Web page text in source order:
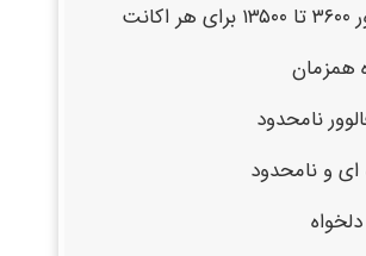
همزمان
نامحدود
و نامحدود